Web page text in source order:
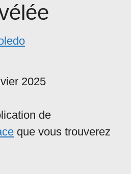
2025
de
que vous trouverez